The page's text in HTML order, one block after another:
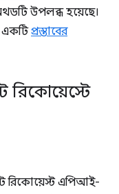
উপলব্ধ হয়েছে।
একটিপ্রস্তাবের
রিকোয়েস্টে
রিকোয়েস্ট এপিআই-